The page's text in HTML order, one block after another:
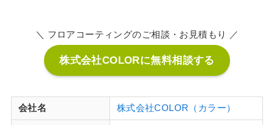
＼ フロアコーティングのご相談・お見積もり ／
株式会社COLORに無料相談する
会社名 株式会社COLOR（カラー）